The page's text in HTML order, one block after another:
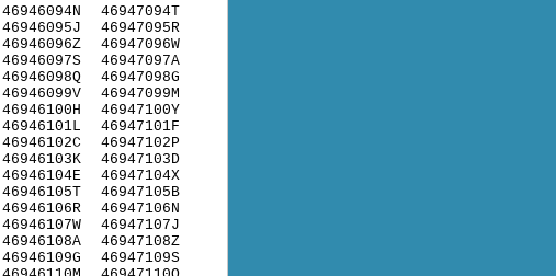
46946094N
46946095J
46946096Z
46946097S
46946098Q
46946099V
46946100H
46946101L
46946102C
46946103K
46946104E
46946105T
46946106R
46946107W
46946108A
46946109G
46947094T
46947095R
46947096W
46947097A
46947098G
46947099M
46947100Y
46947101F
46947102P
46947103D
46947104X
46947105B
46947106N
46947107J
46947108Z
46947109S